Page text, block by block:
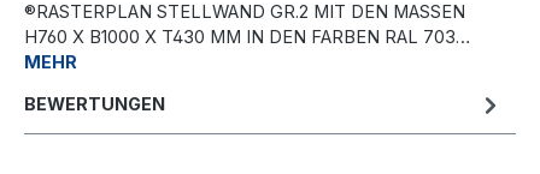
®RASTERPLAN STELLWAND GR.2 MIT DEN MASSEN H
760 X B1000 X T430 MM IN DEN FARBEN RAL 703…
MEHR
BEWERTUNGEN